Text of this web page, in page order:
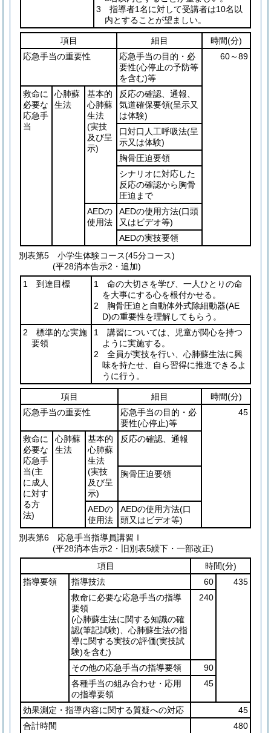
3 指導者1名に対して受講者は10名以
内とすることが望ましい。
項目 細目 時間(分)
応急手当の重要性
応急手当の目的・必
要性(心停止の予防等
を含む)等
60～89
救命に
必要な
応急手
当
心肺蘇
生法
基本的
心肺蘇
生法
(実技
及び呈
示)
反応の確認、通報、
気道確保要領(呈示又
は体験)
口対口人工呼吸法(呈
示又は体験)
胸骨圧迫要領
シナリオに対応した
反応の確認から胸骨
圧迫まで
AEDの
使用法
AEDの使用方法(口頭
又はビデオ等)
AEDの実技要領
別表第5 小学生体験コース(45分コース)
(平28消本告示2・追加)
1 到達目標
1 命の大切さを学び、一人ひとりの命
を大事にする心を根付かせる。
2 胸骨圧迫と自動体外式除細動器(AE
D)の重要性を理解してもらう。
2 標準的な実施
要領
1 講習については、児童が関心を持つ
ように実施する。
2 全員が実技を行い、心肺蘇生法に興
味を持たせ、自ら習得に推進できるよ
うに行う。
項目 細目 時間(分)
応急手当の重要性
応急手当の目的・必
要性(心停止)等
45
救命に
必要な
応急手
当(主
に成人
に対す
る方
法)
心肺蘇
生法
基本的
心肺蘇
生法
(実技
及び呈
示)
反応の確認、通報
胸骨圧迫要領
AEDの
使用法
AEDの使用方法(口
頭又はビデオ等)
別表第6 応急手当指導員講習Ⅰ
(平28消本告示2・旧別表5繰下・一部改正)
項目
時間(分)
指導要領
指導技法 60
435
救命に必要な応急手当の指導
要領
(心肺蘇生法に関する知識の確
認(筆記試験) 、心肺蘇生法の指
導に関する実技の評価(実技試
験)を含む)
240
その他の応急手当の指導要領
90
各種手当の組み合わせ・応用
の指導要領
45
効果測定・指導内容に関する質疑への対応
45
合計時間
480